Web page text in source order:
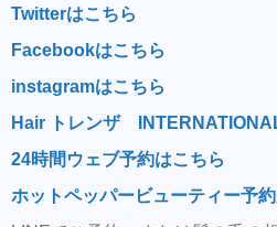
Twitterはこちら
Facebookはこちら
instagramはこちら
Hair トレンザ
24時間ウェブ予約はこちら
ホットペッパービューティー予